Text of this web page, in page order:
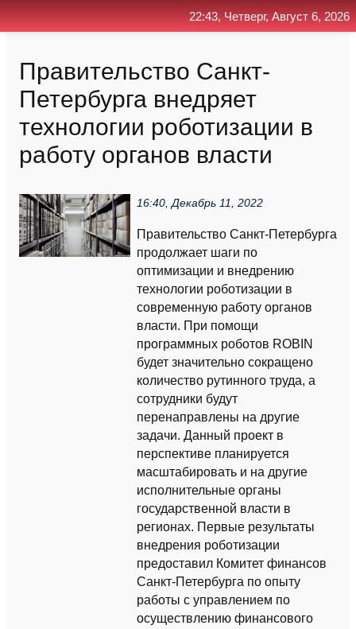
Правительство Санкт-
Петербурга внедряет
технологии роботизации в
работу органов власти
16:40, Декабрь 11, 2022
Правительство Санкт-Петербурга
продолжает шаги по
оптимизации и внедрению
технологии роботизации в
современную работу органов
власти. При помощи
программных роботов ROBIN
будет значительно сокращено
количество рутинного труда, а
сотрудники будут
перенаправлены на другие
задачи. Данный проект в
перспективе планируется
масштабировать и на другие
исполнительные органы
государственной власти в
регионах. Первые результаты
внедрения роботизации
предоставил Комитет финансов
Санкт-Петербурга по опыту
работы с управлением по
осуществлению финансового
22:43, Четверг, Август 6, 2026